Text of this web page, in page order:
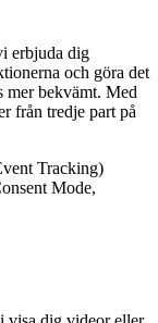
erbjuda dig
och göra det
mer bekvämt. Med
från tredje part på
Tracking)
Mode,